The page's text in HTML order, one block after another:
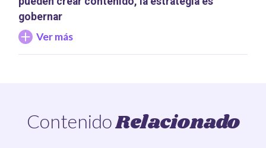
gobernar
Ver más
ContenidoRelacionado